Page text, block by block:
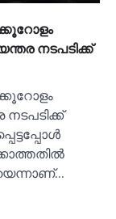
നടപടിക്ക്